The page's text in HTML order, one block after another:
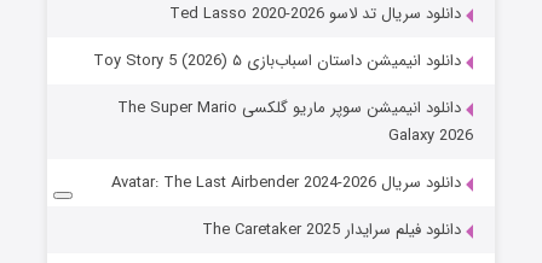
دانلود سریال تد لاسو Ted Lasso 2020-2026
دانلود انیمیشن داستان اسباب‌بازی ۵ Toy Story 5 (2026)
دانلود انیمیشن سوپر ماریو گلکسی The Super Mario
Galaxy 2026
دانلود سریال Avatar: The Last Airbender 2024-2026
دانلود فیلم سرایدار The Caretaker 2025